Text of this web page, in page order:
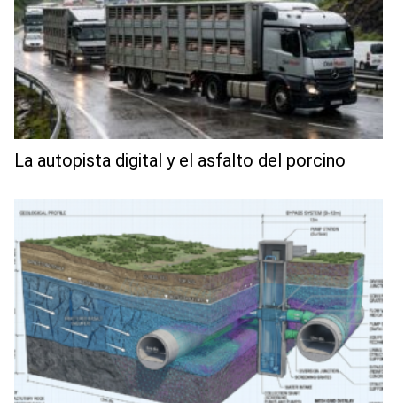
La autopista digital y el asfalto del porcino